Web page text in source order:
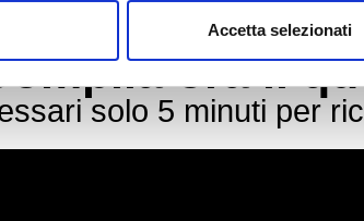
Accetta selezionati
ora il
solo 5 minuti per